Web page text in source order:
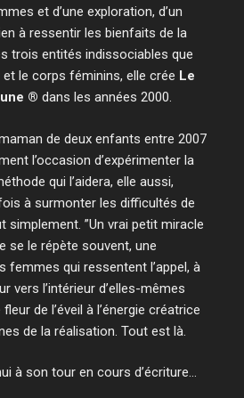
et d’une exploration, d’un
à ressentir les bienfaits de la
trois entités indissociables que
le corps féminins, elle crée Le
® dans les années 2000.
de deux enfants entre 2007
l’occasion d’expérimenter la
qui l’aidera, elle aussi,
à surmonter les difficultés de
simplement. ”Un vrai petit miracle
se le répète souvent, une
femmes qui ressentent l’appel, à
vers l’intérieur d’elles-mêmes
de l’éveil à l’énergie créatrice
de la réalisation. Tout est là.
à son tour en cours d’écriture…